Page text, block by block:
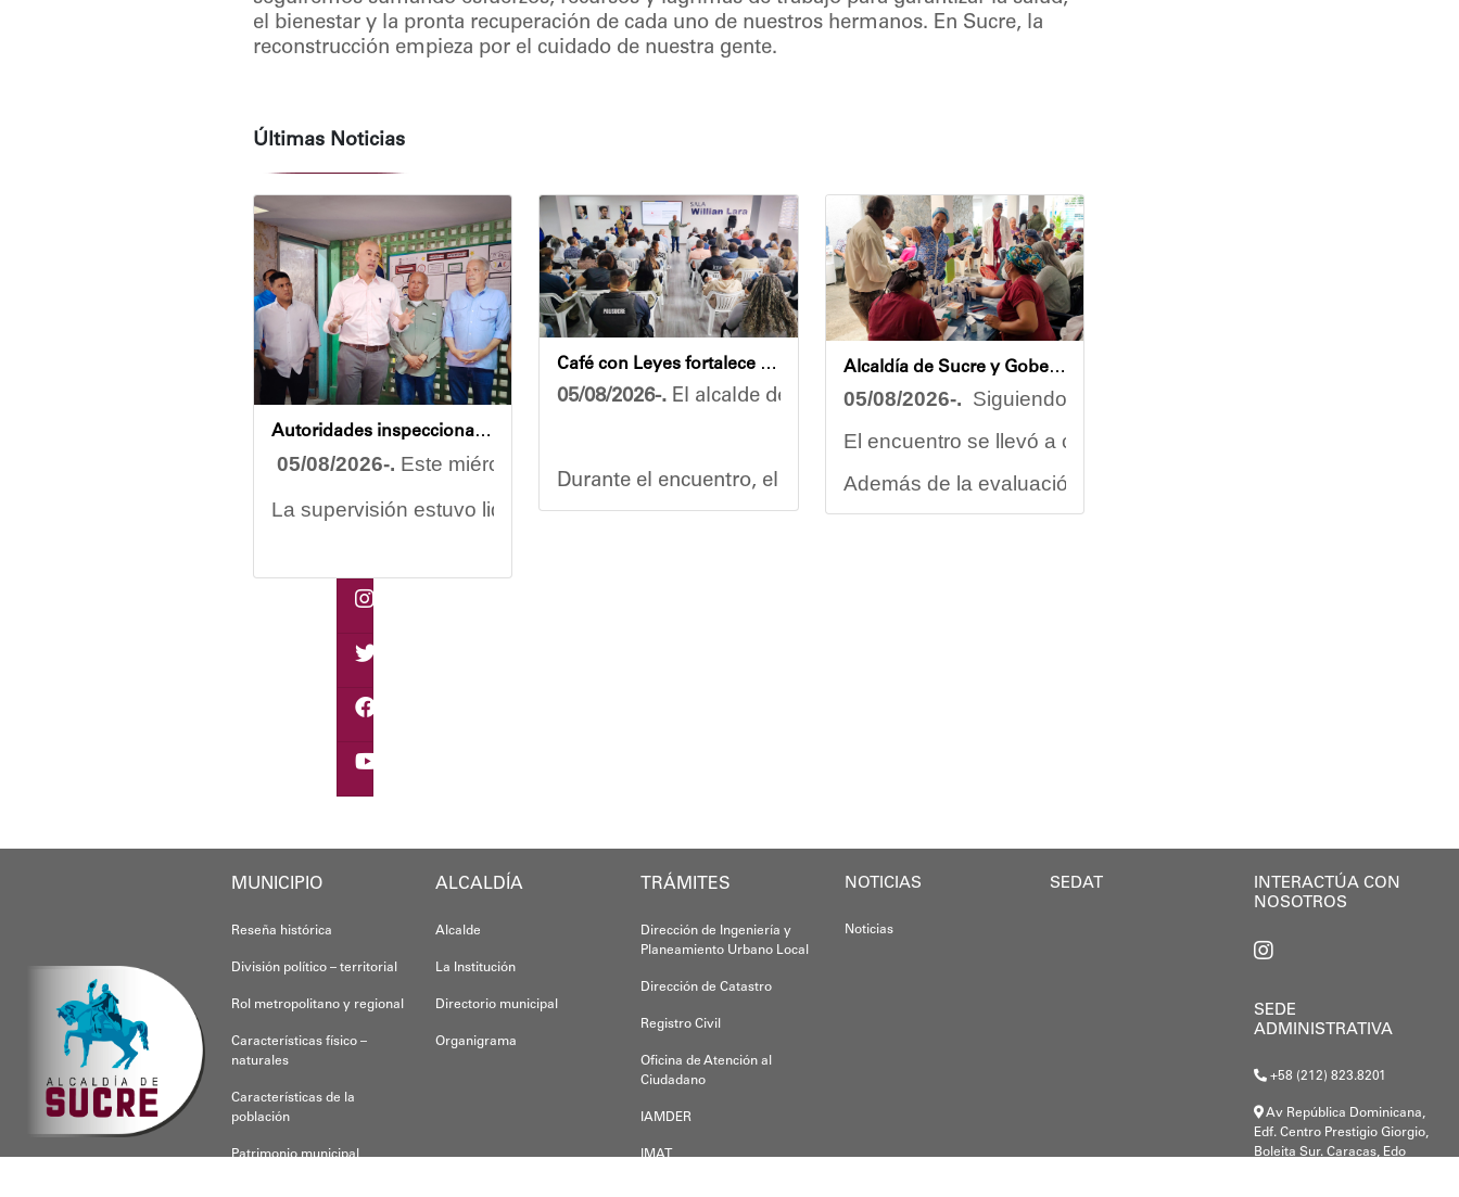
el bienestar y la pronta recuperación de cada uno de nuestros hermanos. En Sucre, la
reconstrucción empieza por el cuidado de nuestra gente.
Últimas Noticias
Autoridades inspeccionan obras de rehabilitación en la U.E.N. José Antonio Calcaño en Caucagüita
05/08/2026-. Este miércoles se llevó a cabo un recorrido de inspección en las instalaciones de la U.E.N. José A. Calcaño,
La supervisión estuvo liderada por el ministro del Poder Popular para la Educación, Héctor Rodríguez; el responsable del
Las obras en ejecución contemplan
El alcalde Diógenes Lara expresó sus palabras de agradecimiento por los trabajos iniciados en el plantel:
​Por su parte, el gobernador del estado Miranda, Elio Serrano, destacó los desafíos que representa el plan de rehabilitación
​"Tenemos un desafío en todo el estado Miranda de proporcionarle a nuestros estudiantes infraestructura escolar de
Café con Leyes fortalece el análisis jurídico y constitucional en el municipio Sucre
05/08/2026-. El alcalde del municipio Sucre, Diógenes Lara, encabezó este miércoles una
Durante el encuentro, el mandatario municipal se reunió con un nutrido grupo de
Alcaldía de Sucre y Gobernación de Miranda atendieron a más de 100 adultos mayores en Petare
05/08/2026-. Siguiendo las directrices del Ejecutivo Nacional
El encuentro se llevó a cabo en las instalaciones de la Casa de
Además de la evaluación médica, los abuelos disfrutaron de
MUNICIPIO
Reseña histórica
División político – territorial
Rol metropolitano y regional
Características físico –
naturales
Características de la
población
Patrimonio municipal
ALCALDÍA
Alcalde
La Institución
Directorio municipal
Organigrama
TRÁMITES
Dirección de Ingeniería y
Planeamiento Urbano Local
Dirección de Catastro
Registro Civil
Oficina de Atención al
Ciudadano
IAMDER
IMAT
NOTICIAS
Noticias
SEDAT
INTERACTÚA CON
NOSOTROS
SEDE
ADMINISTRATIVA
+58 (212) 823.8201
Av República Dominicana,
Edf. Centro Prestigio Giorgio,
Boleita Sur. Caracas, Edo